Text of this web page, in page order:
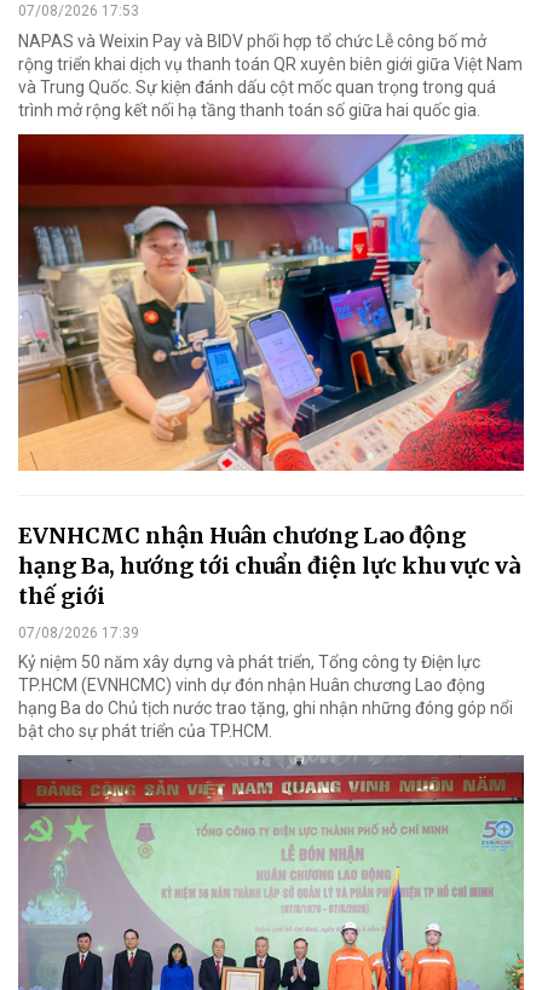
07/08/2026 17:53
NAPAS và Weixin Pay và BIDV phối hợp tổ chức Lễ công bố mở
rộng triển khai dịch vụ thanh toán QR xuyên biên giới giữa Việt Nam
và Trung Quốc. Sự kiện đánh dấu cột mốc quan trọng trong quá
trình mở rộng kết nối hạ tầng thanh toán số giữa hai quốc gia.
EVNHCMC nhận Huân chương Lao động
hạng Ba, hướng tới chuẩn điện lực khu vực và
thế giới
07/08/2026 17:39
Kỷ niệm 50 năm xây dựng và phát triển, Tổng công ty Điện lực
TP.HCM (EVNHCMC) vinh dự đón nhận Huân chương Lao động
hạng Ba do Chủ tịch nước trao tặng, ghi nhận những đóng góp nổi
bật cho sự phát triển của TP.HCM.